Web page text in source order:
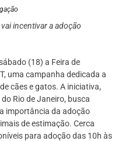
incentivar a adoção
(18) a Feira de
uma campanha dedicada a
cães e gatos. A iniciativa,
Rio de Janeiro, busca
importância da adoção
de estimação. Cerca
para adoção das 10h às